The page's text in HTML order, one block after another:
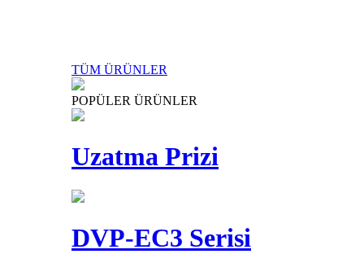
TÜM ÜRÜNLER
POPÜLER ÜRÜNLER
Uzatma Prizi
DVP-EC3 Serisi